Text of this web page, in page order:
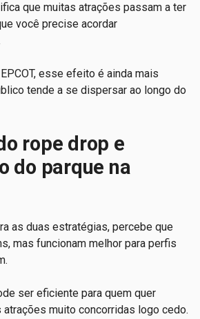
que muitas atrações passam a ter
você precise acordar
esse efeito é ainda mais
tende a se dispersar ao longo do
rope drop e
do parque na
as duas estratégias, percebe que
mas funcionam melhor para perfis
ser eficiente para quem quer
atrações muito concorridas logo cedo.